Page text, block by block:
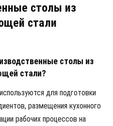
столы из
стали
столы из
стали?
для подготовки
размещения кухонного
рабочих процессов на